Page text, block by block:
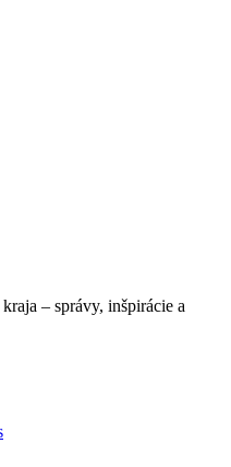
– správy, inšpirácie a